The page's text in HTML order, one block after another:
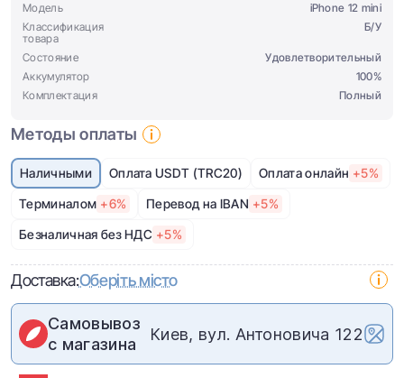
Модель
iPhone 12 mini
Классификация
товара
Б/У
Состояние
Удовлетворительный
Аккумулятор
100%
Комплектация
Полный
Методы оплаты
Наличными Оплата USDT (TRC20) Оплата онлайн +5%
Терминалом +6% Перевод на IBAN +5%
Безналичная без НДС +5%
Доставка:Оберіть місто
Самовывоз
с магазина
Киев, вул. Антоновича 122